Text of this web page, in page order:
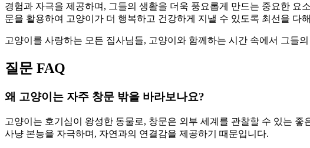
경험과 자극을 제공하며, 그들의 생활을 더욱 풍요롭게 만드는 중요한 요
문을 활용하여 고양이가 더 행복하고 건강하게 지낼 수 있도록 최선을 다
고양이를 사랑하는 모든 집사님들, 고양이와 함께하는 시간 속에서 그들
질문 FAQ
왜 고양이는 자주 창문 밖을 바라보나요?
고양이는 호기심이 왕성한 동물로, 창문은 외부 세계를 관찰할 수 있는
사냥 본능을 자극하며, 자연과의 연결감을 제공하기 때문입니다.